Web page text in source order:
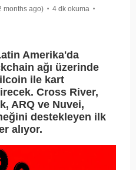
months ago) • 4 dk okuma •
Amerika'da
ağı üzerinde
ile kart
Cross River,
ARQ ve Nuvei,
destekleyen ilk
alıyor.